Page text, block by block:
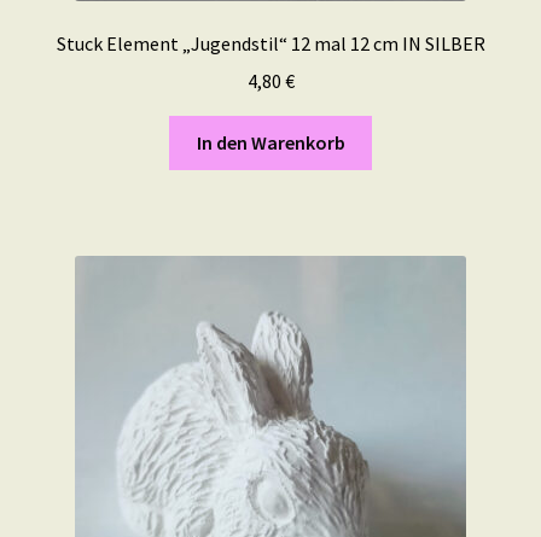
Stuck Element „Jugendstil“ 12 mal 12 cm IN SILBER
4,80 €
In den Warenkorb